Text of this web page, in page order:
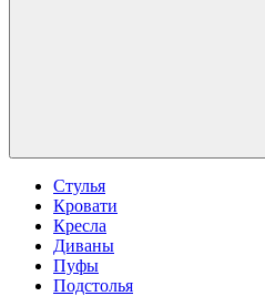
Стулья
Кровати
Кресла
Диваны
Пуфы
Подстолья